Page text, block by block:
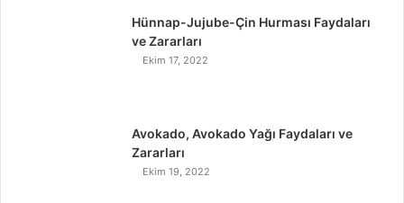
Hünnap-Jujube-Çin Hurması Faydaları
ve Zararları
Ekim 17, 2022
Avokado, Avokado Yağı Faydaları ve
Zararları
Ekim 19, 2022